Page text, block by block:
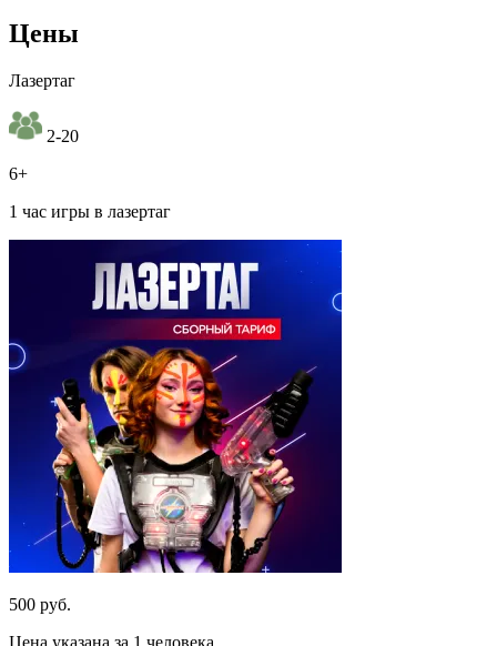
Цены
Лазертаг
2-20
6+
1 час игры в лазертаг
500 руб.
Цена указана за 1 человека